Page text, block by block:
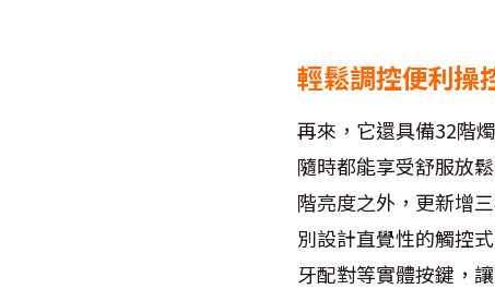
輕鬆調控便利操
再來，它還具備32階
隨時都能享受舒服放
階亮度之外，更新增
別設計直覺性的觸控
牙配對等實體按鍵，